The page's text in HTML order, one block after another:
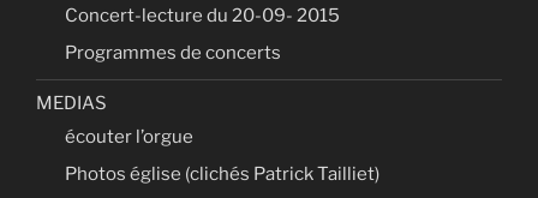
Concert-lecture du 20-09- 2015
Programmes de concerts
MEDIAS
écouter l’orgue
Photos église (clichés Patrick Tailliet)